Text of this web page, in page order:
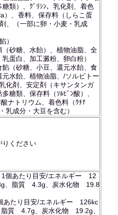
類）、ｸﾞﾘｼﾝ、乳化剤、着色
）、香料、保存料（しらこ蛋
、（一部に卵・小麦・乳成
）
砂糖、水飴）、植物油脂、全
蛋白、加工澱粉、卵白粉）
餡（砂糖、小豆、還元水飴、食
水飴、植物油脂、/ソルビトー
化剤、安定剤（キサンタンガ
糖類、保存料（ｿﾙﾋﾞﾝ酸）、
ナトリウム、着色料（ｸﾁﾅ
乳成分・大豆を含む）
りください
1個あたり目安/エネルギー 12
、脂質 4.3g、炭水化物 19.8
あたり目安/エネルギー 126kc
質 4.7g、炭水化物 19.2g、